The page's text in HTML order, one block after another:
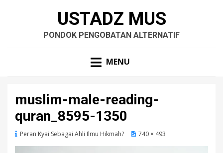
USTADZ MUS
PONDOK PENGOBATAN ALTERNATIF
MENU
muslim-male-reading-
quran_8595-1350
Peran Kyai Sebagai Ahli Ilmu Hikmah? 740 × 493